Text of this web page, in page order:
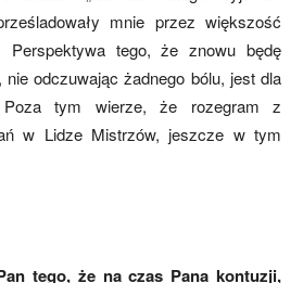
mnie przez większość
Perspektywa tego, że znowu będę
odczuwając żadnego bólu, jest dla
Poza tym wierze, że rozegram z
w Lidze Mistrzów, jeszcze w tym
tego, że na czas Pana kontuzji,